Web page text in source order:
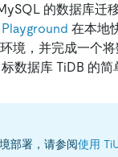
的数据库迁
在本地
境，并完成一个
数据库 TiDB 的简
部署，请参阅使用